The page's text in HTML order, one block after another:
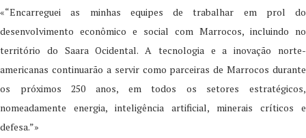
«“Encarreguei as minhas equipes de trabalhar em prol do
desenvolvimento econômico e social com Marrocos, incluindo no
território do Saara Ocidental. A tecnologia e a inovação norte-
americanas continuarão a servir como parceiras de Marrocos durante
os próximos 250 anos, em todos os setores estratégicos,
nomeadamente energia, inteligência artificial, minerais críticos e
defesa.”»